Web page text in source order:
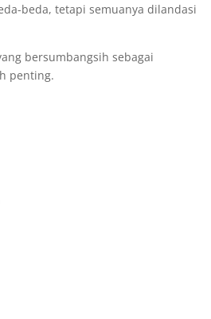
beda, tetapi semuanya dilandasi
bersumbangsih sebagai
penting.